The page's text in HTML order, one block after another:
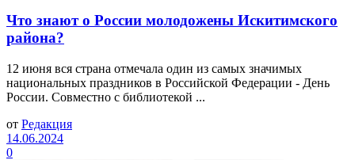
Что знают о России молодожены Искитимского
района?
12 июня вся страна отмечала один из самых значимых
национальных праздников в Российской Федерации - День
России. Совместно с библиотекой ...
от Редакция
14.06.2024
0